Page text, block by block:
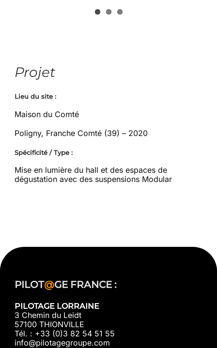
Projet
Lieu du site :
Maison du Comté
Poligny, Franche Comté (39) – 2020
Spécificité / Type :
Mise en lumière du hall et des espaces de
dégustation avec des suspensions Modular
PILOT@GE FRANCE :
PILOTAGE LORRAINE
3 Chemin du Leidt
57100 THIONVILLE
Tél. : +33 (0)3 82 54 51 55
info@pilotagegroupe.com